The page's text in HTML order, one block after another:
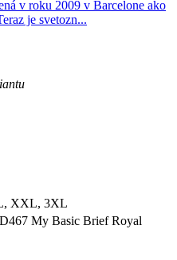
v roku 2009 v Barcelone ako
je svetozn...
XXL, 3XL
My Basic Brief Royal